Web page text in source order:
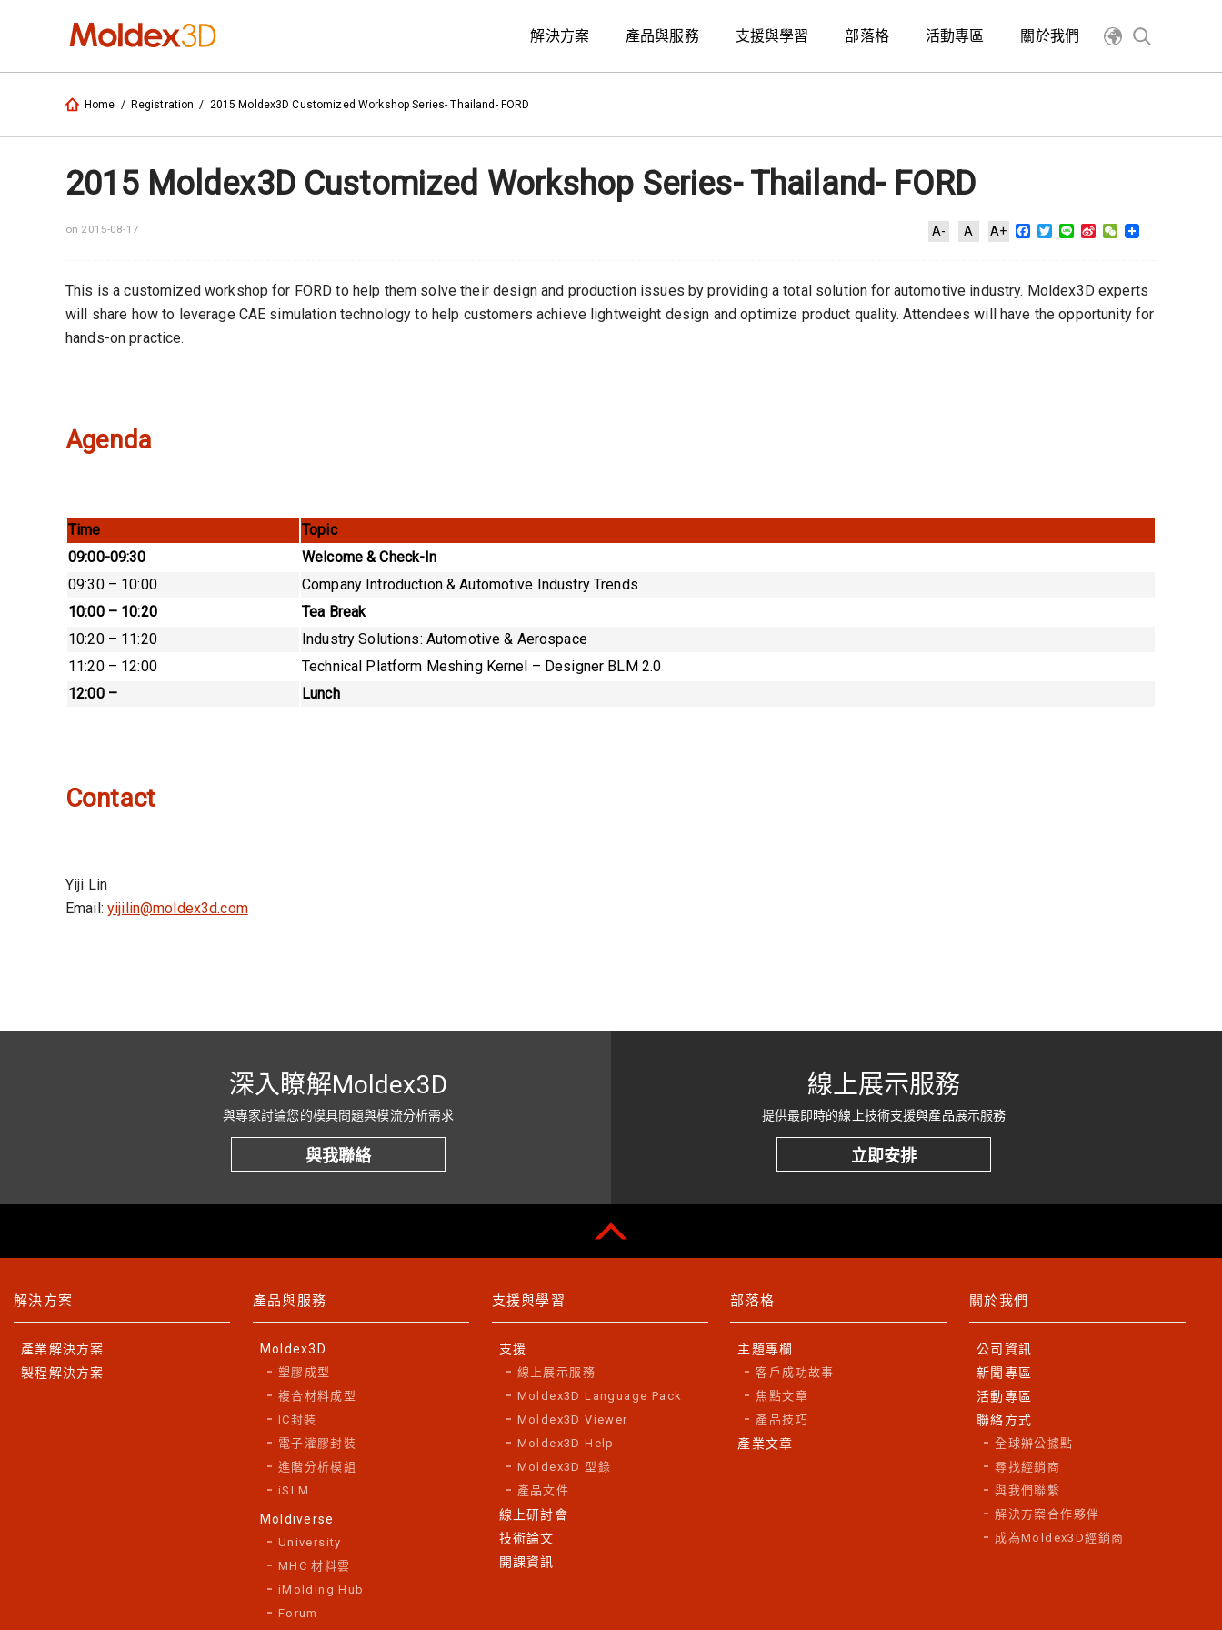
解決方案 產品與服務 支援與學習 部落格 活動專區 關於我們
Home / Registration / 2015 Moldex3D Customized Workshop Series- Thailand- FORD
2015 Moldex3D Customized Workshop Series- Thailand- FORD
on 2015-08-17 A- A A+ Facebook
Twitter
Line Sina WeChat
This is a customized workshop for FORD to help them solve their design and production issues by providing a total solution for automotive industry. Moldex3D experts
will share how to leverage CAE simulation technology to help customers achieve lightweight design and optimize product quality. Attendees will have the opportunity for
hands-on practice.
Agenda
Time
Topic
09:00-09:30
Welcome & Check-In
09:30 – 10:00
Company Introduction & Automotive Industry Trends
10:00 – 10:20
Tea Break
10:20 – 11:20
Industry Solutions: Automotive & Aerospace
11:20 – 12:00
Technical Platform Meshing Kernel – Designer BLM 2.0
12:00 –
Lunch
Contact
Yiji Lin
Email: yijilin@moldex3d.com
深入瞭解Moldex3D
與專家討論您的模具問題與模流分析需求
與我聯絡
線上展示服務
提供最即時的線上技術支援與產品展示服務
立即安排
解決方案
產業解決方案
製程解決方案
產品與服務
Moldex3D
塑膠成型
複合材料成型
IC封裝
電子灌膠封裝
進階分析模組
iSLM
Moldiverse
University
MHC 材料雲
iMolding Hub
Forum
支援與學習
支援
線上展示服務
Moldex3D Language Pack
Moldex3D Viewer
Moldex3D Help
Moldex3D 型錄
產品文件
線上研討會
技術論文
開課資訊
部落格
主題專欄
客戶成功故事
焦點文章
產品技巧
產業文章
關於我們
公司資訊
新聞專區
活動專區
聯絡方式
全球辦公據點
尋找經銷商
與我們聯繫
解決方案合作夥伴
成為Moldex3D經銷商